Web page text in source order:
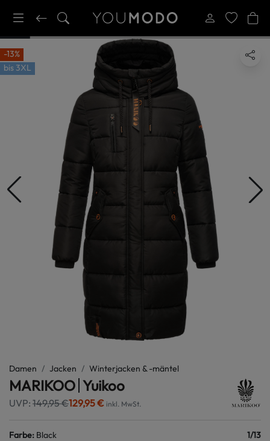
-13%
bis 3XL
Damen Jacken Winterjacken & -mäntel
MARIKOO Yuikoo
UVP: 149,95 €129,95 € inkl. MwSt.
Farbe: Black 1/13